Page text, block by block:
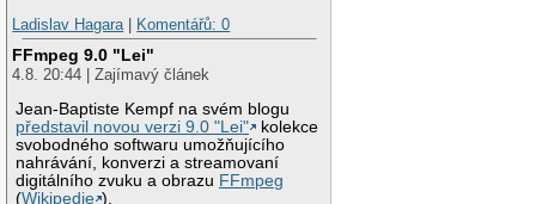
Ladislav Hagara
Komentářů: 0
FFmpeg 9.0 "Lei"
4.8. 20:44 | Zajímavý článek
Jean-Baptiste Kempf na svém blogu
představil novou verzi 9.0 "Lei"
kolekce
svobodného softwaru umožňujícího
nahrávání, konverzi a streamovaní
digitálního zvuku a obrazu FFmpeg
(Wikipedie ).